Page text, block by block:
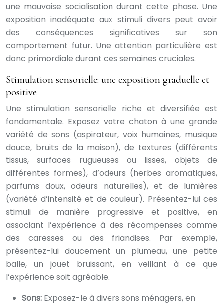
une mauvaise socialisation durant cette phase. Une
exposition inadéquate aux stimuli divers peut avoir
des conséquences significatives sur son
comportement futur. Une attention particulière est
donc primordiale durant ces semaines cruciales.
Stimulation sensorielle: une exposition graduelle et
positive
Une stimulation sensorielle riche et diversifiée est
fondamentale. Exposez votre chaton à une grande
variété de sons (aspirateur, voix humaines, musique
douce, bruits de la maison), de textures (différents
tissus, surfaces rugueuses ou lisses, objets de
différentes formes), d’odeurs (herbes aromatiques,
parfums doux, odeurs naturelles), et de lumières
(variété d’intensité et de couleur). Présentez-lui ces
stimuli de manière progressive et positive, en
associant l’expérience à des récompenses comme
des caresses ou des friandises. Par exemple,
présentez-lui doucement un plumeau, une petite
balle, un jouet bruissant, en veillant à ce que
l’expérience soit agréable.
Sons: Exposez-le à divers sons ménagers, en